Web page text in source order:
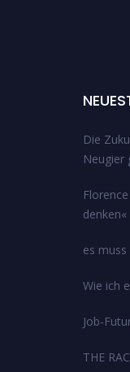
Die
Neugier
es
Wie ich
Job-
THE